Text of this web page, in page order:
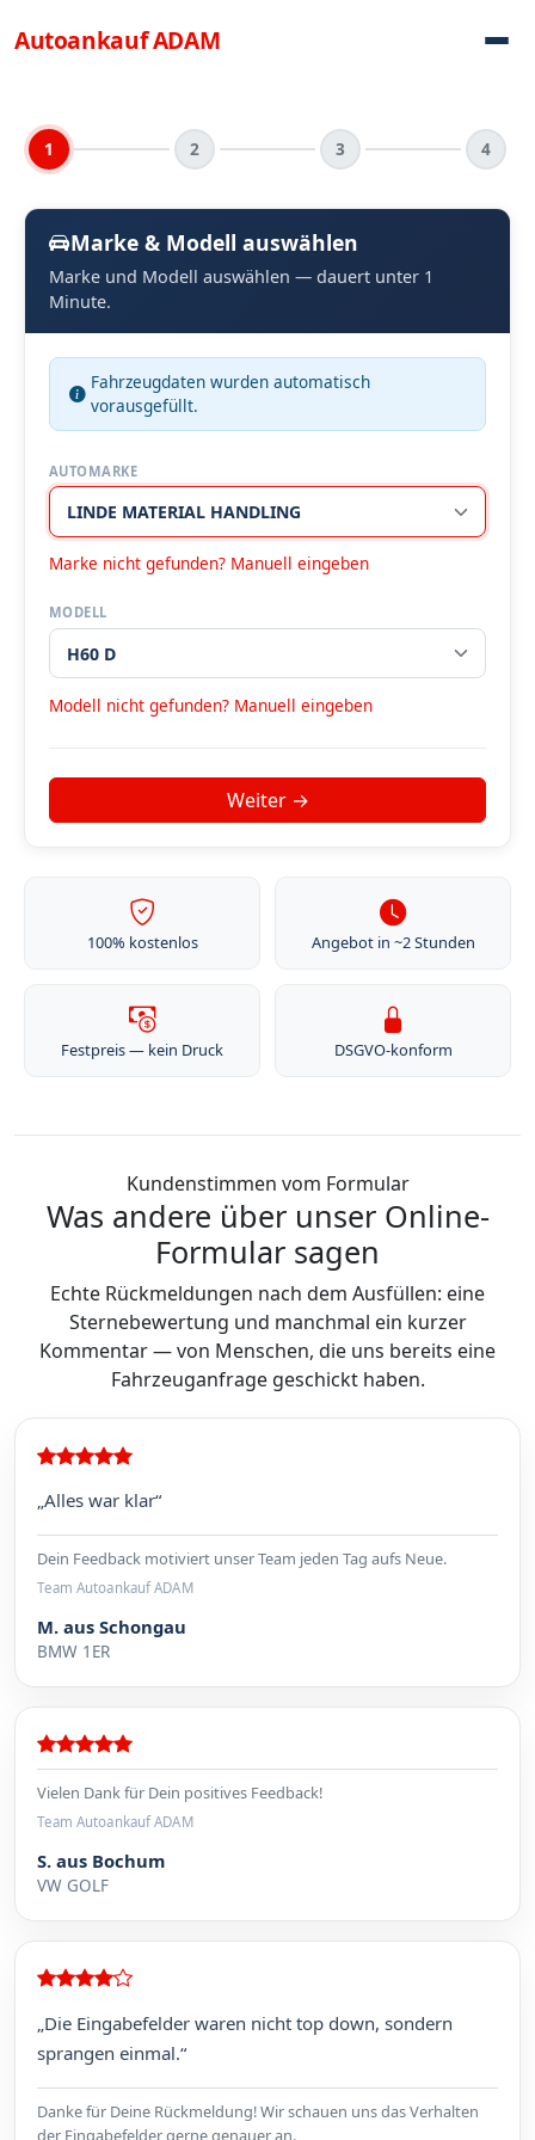
AutoankaufADAM
1 2 3 4
Marke & Modell auswählen
Marke und Modell auswählen — dauert unter 1
Minute.
Fahrzeugdaten wurden automatisch
vorausgefüllt.
AUTOMARKE
Marke nicht gefunden? Manuell eingeben
MODELL
Modell nicht gefunden? Manuell eingeben
100% kostenlos Angebot in ~2 Stunden
Festpreis — kein Druck DSGVO-konform
Kundenstimmen vom Formular
Was andere über unser Online-
Formular sagen
Echte Rückmeldungen nach dem Ausfüllen: eine
Sternebewertung und manchmal ein kurzer
Kommentar — von Menschen, die uns bereits eine
Fahrzeuganfrage geschickt haben.
„Alles war klar“
Dein Feedback motiviert unser Team jeden Tag aufs Neue.
Team Autoankauf ADAM
M. aus Schongau
BMW 1ER
Vielen Dank für Dein positives Feedback!
Team Autoankauf ADAM
S. aus Bochum
VW GOLF
„Die Eingabefelder waren nicht top down, sondern
sprangen einmal.“
Danke für Deine Rückmeldung! Wir schauen uns das Verhalten
der Eingabefelder gerne genauer an.